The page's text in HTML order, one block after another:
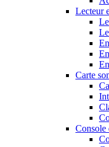
Lecteur
Carte
Console